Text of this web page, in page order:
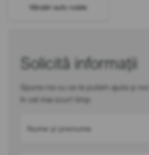
Vânzări auto rulate
Solicită informații
Spune-ne cu ce te putem ajuta și
în cel mai scurt timp
Nume și prenume